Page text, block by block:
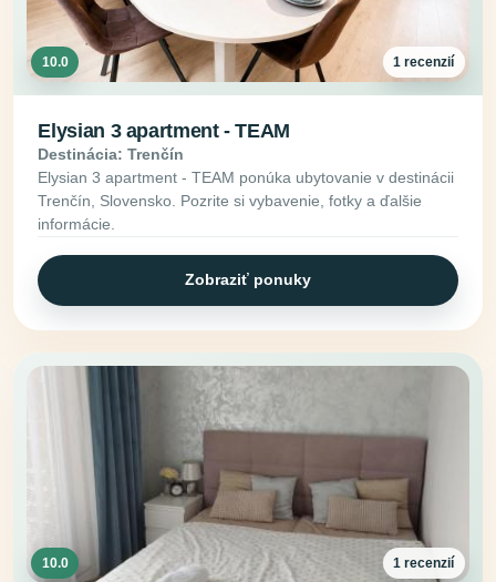
10.0 1 recenzií
Elysian 3 apartment - TEAM
Destinácia: Trenčín
Elysian 3 apartment - TEAM ponúka ubytovanie v destinácii
Trenčín, Slovensko. Pozrite si vybavenie, fotky a ďalšie
informácie.
Zobraziť ponuky
10.0 1 recenzií